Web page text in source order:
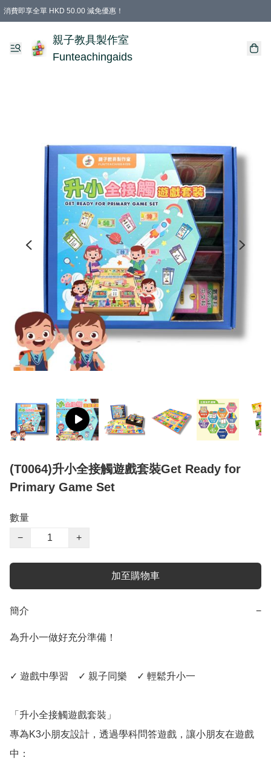
消費即享全單 HKD 50.00 減免優惠！
購物滿 HKD 699.00即享免運費優惠！（適用於 特定的送貨方式 )
凡購物滿HKD 699.00，即享免費禮品
親子教具製作室
Funteachingaids
(T0064)升小全接觸遊戲套裝Get Ready for
Primary Game Set
數量
−
+
加至購物車
簡介 −
為升小一做好充分準備！
✓ 遊戲中學習　✓ 親子同樂　✓ 輕鬆升小一
「升小全接觸遊戲套裝」
專為K3小朋友設計，透過學科問答遊戲，讓小朋友在遊戲
中：